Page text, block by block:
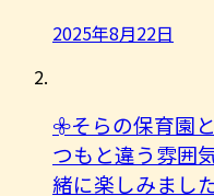
2025年8月22日
𖧷そらの保育園
つもと違う雰囲
緒に楽しみまし